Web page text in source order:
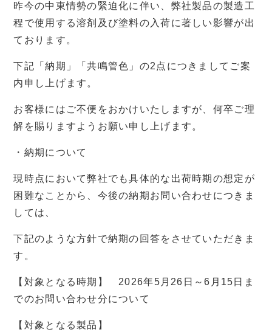
昨今の中東情勢の緊迫化に伴い、弊社製品の製造工
程で使用する溶剤及び塗料の入荷に著しい影響が出
ております。
下記「納期」「共鳴管色」の2点につきましてご案
内申し上げます。
お客様にはご不便をおかけいたしますが、何卒ご理
解を賜りますようお願い申し上げます。
・納期について
現時点において弊社でも具体的な出荷時期の想定が
困難なことから、今後の納期お問い合わせにつきま
しては、
下記のような方針で納期の回答をさせていただきま
す。
【対象となる時期】 2026年5月26日～6月15日ま
でのお問い合わせ分について
【対象となる製品】